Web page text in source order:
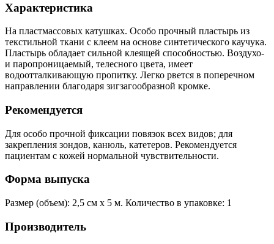
Характеристика
На пластмассовых катушках. Особо прочный пластырь из
текстильной ткани с клеем на основе синтетического каучука.
Пластырь обладает сильной клеящей способностью. Воздухо-
и паропроницаемый, телесного цвета, имеет
водоотталкивающую пропитку. Легко рвется в поперечном
направлении благодаря зигзагообразной кромке.
Рекомендуется
Для особо прочной фиксации повязок всех видов; для
закрепления зондов, канюль, катетеров. Рекомендуется
пациентам с кожей нормальной чувствительности.
Форма выпуска
Размер (объем): 2,5 см х 5 м. Количество в упаковке: 1
Производитель